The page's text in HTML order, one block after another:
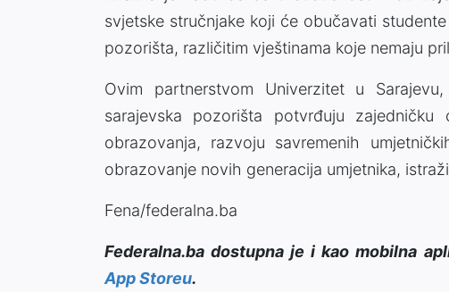
svjetske stručnjake koji će obučavati
pozorišta, različitim vještinama koje nemaju
Ovim partnerstvom Univerzitet u
sarajevska pozorišta potvrđuju zajedničku
obrazovanja, razvoju savremenih
obrazovanje novih generacija umjetnika,
Fena/federalna.ba
Federalna.ba dostupna je i kao mobilna
App Storeu.